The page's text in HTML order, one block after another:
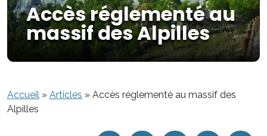
Accès réglementé au
massif des Alpilles
Accueil » Articles » Accès réglementé au massif des
Alpilles